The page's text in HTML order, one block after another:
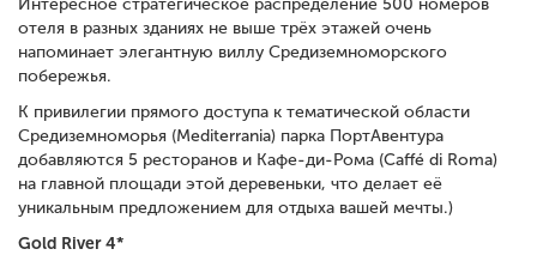
Интересное стратегическое распределение 500 номеров
отеля в разных зданиях не выше трёх этажей очень
напоминает элегантную виллу Средиземноморского
побережья.
К привилегии прямого доступа к тематической области
Средиземноморья (Mediterrania) парка ПортАвентура
добавляются 5 ресторанов и Кафе-ди-Рома (Caffé di Roma)
на главной площади этой деревеньки, что делает её
уникальным предложением для отдыха вашей мечты.)
Gold River 4*